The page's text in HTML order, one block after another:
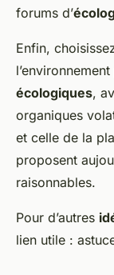
forums d’
Enfin,
écologiques,
organiques
et celle de la
proposent
raisonnables.
Pour d’autres
lien utile :